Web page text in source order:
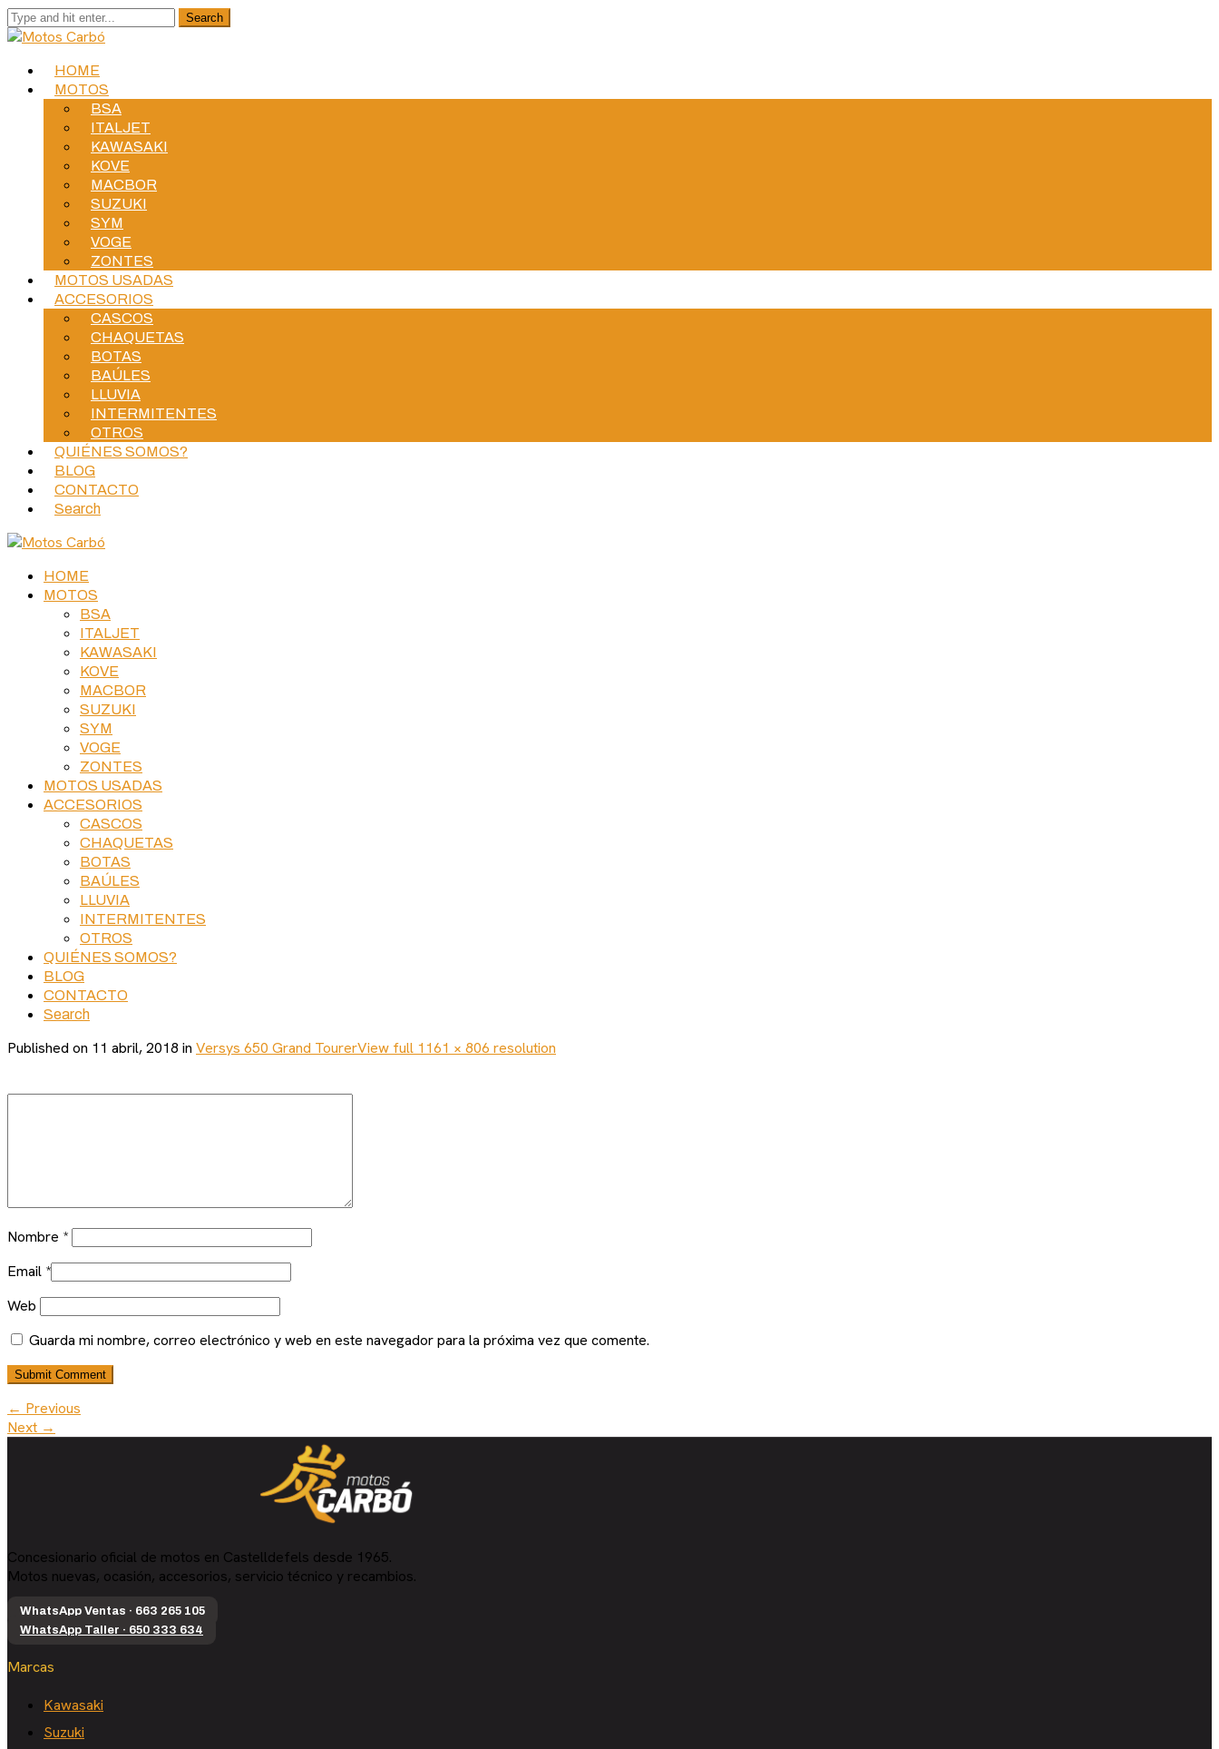
HOME
MOTOS
BSA
ITALJET
KAWASAKI
KOVE
MACBOR
SUZUKI
SYM
VOGE
ZONTES
MOTOS USADAS
ACCESORIOS
CASCOS
CHAQUETAS
BOTAS
BAÚLES
LLUVIA
INTERMITENTES
OTROS
QUIÉNES SOMOS?
BLOG
CONTACTO
Search
HOME
MOTOS
BSA
ITALJET
KAWASAKI
KOVE
MACBOR
SUZUKI
SYM
VOGE
ZONTES
MOTOS USADAS
ACCESORIOS
CASCOS
CHAQUETAS
BOTAS
BAÚLES
LLUVIA
INTERMITENTES
OTROS
QUIÉNES SOMOS?
BLOG
CONTACTO
Search
Published on 11 abril, 2018 in Versys 650 Grand TourerView full 1161 × 806 resolution
Nombre *
Email *
Web
Guarda mi nombre, correo electrónico y web en este navegador para la próxima vez que comente.
← Previous
Next →
Concesionario oficial de motos en Castelldefels desde 1965.
Motos nuevas, ocasión, accesorios, servicio técnico y recambios.
WhatsApp Ventas · 663 265 105
WhatsApp Taller · 650 333 634
Marcas
Kawasaki
Suzuki